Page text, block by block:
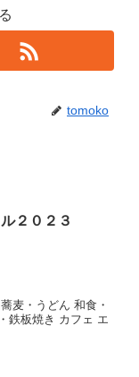
tomoko
２０２３
麦・うどん 和食・
鉄板焼き カフェ エ